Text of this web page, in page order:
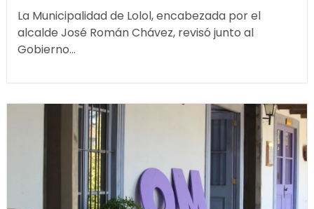
La Municipalidad de Lolol, encabezada por el
alcalde José Román Chávez, revisó junto al
Gobierno...